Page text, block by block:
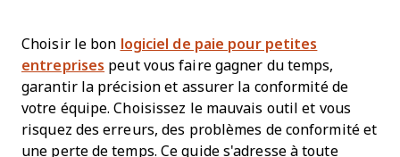
Choisir le bon logiciel de paie pour petites
entreprises peut vous faire gagner du temps,
garantir la précision et assurer la conformité de
votre équipe. Choisissez le mauvais outil et vous
risquez des erreurs, des problèmes de conformité et
une perte de temps. Ce guide s'adresse à toute